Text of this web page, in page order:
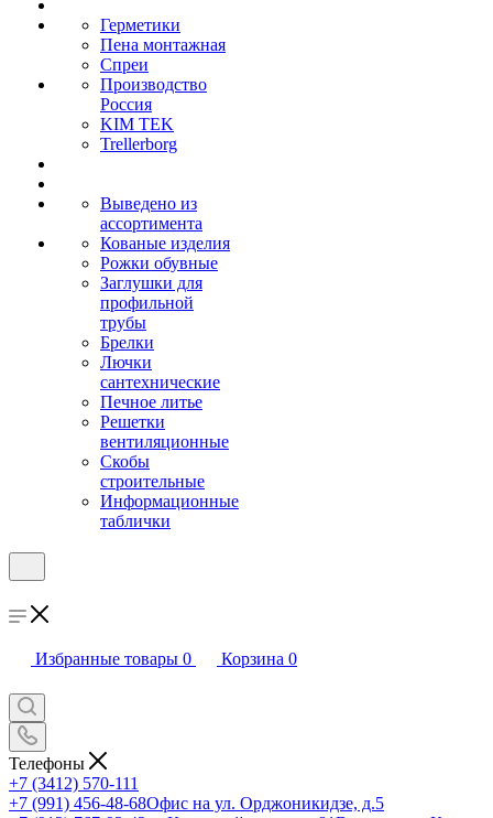
Герметики
Пена монтажная
Спреи
Производство
Россия
KIM TEK
Trellerborg
Выведено из
ассортимента
Кованые изделия
Рожки обувные
Заглушки для
профильной
трубы
Брелки
Лючки
сантехнические
Печное литье
Решетки
вентиляционные
Скобы
строительные
Информационные
таблички
Избранные товары 0 Корзина 0
Телефоны
+7 (3412) 570-111
+7 (991) 456-48-68Офис на ул. Орджоникидзе, д.5